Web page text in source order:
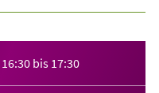
16:30 bis 17:30